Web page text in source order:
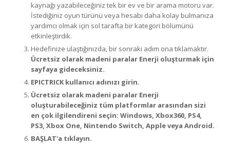
kaynağı yazabileceğiniz tek bir ev ve bir arama motoru var.
İstediğiniz oyun türünü veya hesabı daha kolay bulmanıza
yardımcı olmak için sol tarafta bir kategori bölümünü
etkinleştirdik.
Hedefinize ulaştığınızda, bir sonraki adım ona tıklamaktır.
Ücretsiz olarak madeni paralar Enerji oluşturmak için
sayfaya gideceksiniz.
EPICTRICK kullanıcı adınızı girin.
Ücretsiz olarak madeni paralar Enerji
oluşturabileceğiniz tüm platformlar arasından sizi
en çok ilgilendireni seçin: Windows, Xbox360, PS4,
PS3, Xbox One, Nintendo Switch, Apple veya Android.
BAŞLAT'a tıklayın.